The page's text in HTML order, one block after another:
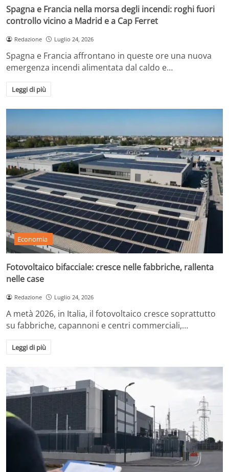
Spagna e Francia nella morsa degli incendi: roghi fuori
controllo vicino a Madrid e a Cap Ferret
Redazione Luglio 24, 2026
Spagna e Francia affrontano in queste ore una nuova
emergenza incendi alimentata dal caldo e…
Leggi di più
Economia
Fotovoltaico bifacciale: cresce nelle fabbriche, rallenta
nelle case
Redazione Luglio 24, 2026
A metà 2026, in Italia, il fotovoltaico cresce soprattutto
su fabbriche, capannoni e centri commerciali,…
Leggi di più